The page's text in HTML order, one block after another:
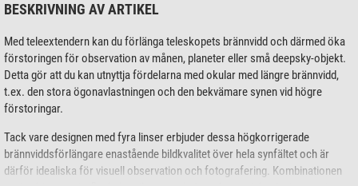
BESKRIVNING AV ARTIKEL
Med teleextendern kan du förlänga teleskopets brännvidd och därmed öka
förstoringen för observation av månen, planeter eller små deepsky-objekt.
Detta gör att du kan utnyttja fördelarna med okular med längre brännvidd,
t.ex. den stora ögonavlastningen och den bekvämare synen vid högre
förstoringar.
Tack vare designen med fyra linser erbjuder dessa högkorrigerade
brännviddsförlängare enastående bildkvalitet över hela synfältet och är
därför idealiska för visuell observation och fotografering. Kombinationen